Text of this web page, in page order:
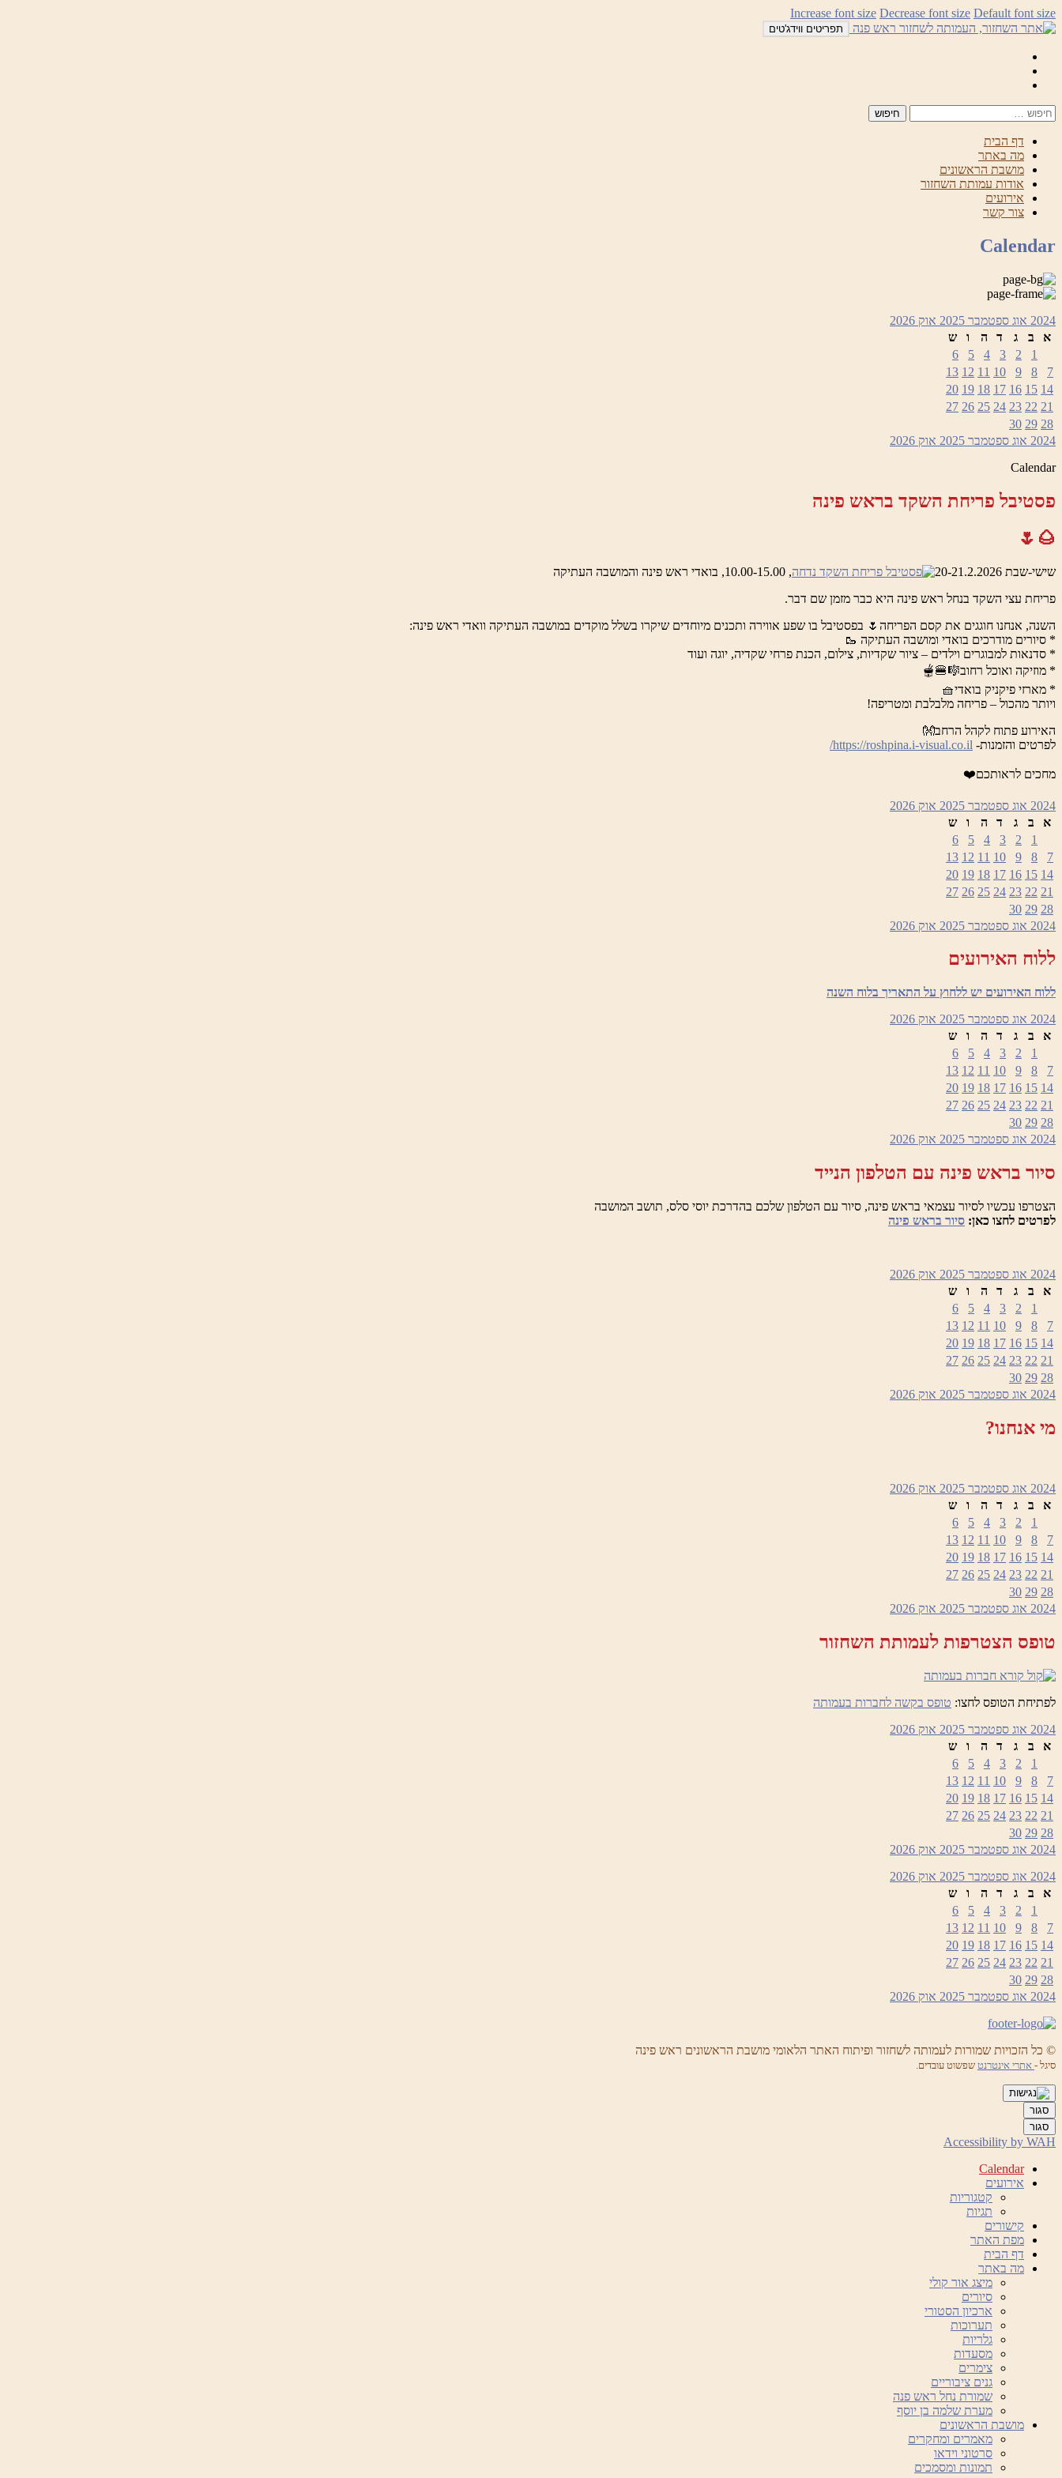
לדלג
לתוכן
Increase font size Decrease font size Default font size
תפריטים ווידג'טים
דף הבית
מה באתר
מושבת הראשונים
אודות עמותת השחזור
אירועים
צור קשר
Calendar
2024 אוג ספטמבר 2025 אוק 2026
א
ב ג ד ה ו
ש
1
2
3
4
5
6
7
8
9
10
11
12
13
14
15
16
17
18
19
20
21
22
23
24
25
26
27
28
29
30
2024 אוג ספטמבר 2025 אוק 2026
Calendar
פסטיבל פריחת השקד בראש פינה
🌰🌷
שישי-שבת 20-21.2.2026
, 10.00-15.00, בואדי ראש פינה והמושבה העתיקה
פריחת עצי השקד בנחל ראש פינה היא כבר מזמן שם דבר.
השנה, אנחנו חוגגים את קסם הפריחה🌷 בפסטיבל בו שפע אווירה ותכנים מיוחדים שיקרו בשלל מוקדים במושבה העתיקה וואדי ראש פינה:
* סיורים מודרכים בואדי ומושבה העתיקה 🥾
* סדנאות למבוגרים וילדים – ציור שקדיות, צילום, הכנת פרחי שקדיה, יוגה ועוד
* מוזיקה ואוכל רחוב🎼🍔🫕
* מארזי פיקניק בואדי🧺
ויותר מהכול – פריחה מלבלבת ומטריפה!
האירוע פתוח לקהל הרחב👐
לפרטים והזמנות- https://roshpina.i-visual.co.il/
מחכים לראותכם❤️
2024 אוג ספטמבר 2025 אוק 2026
א
ב ג ד ה ו
ש
1
2
3
4
5
6
7
8
9
10
11
12
13
14
15
16
17
18
19
20
21
22
23
24
25
26
27
28
29
30
2024 אוג ספטמבר 2025 אוק 2026
ללוח האירועים
ללוח האירועים יש ללחוץ על התאריך בלוח השנה
2024 אוג ספטמבר 2025 אוק 2026
א
ב ג ד ה ו
ש
1
2
3
4
5
6
7
8
9
10
11
12
13
14
15
16
17
18
19
20
21
22
23
24
25
26
27
28
29
30
2024 אוג ספטמבר 2025 אוק 2026
סיור בראש פינה עם הטלפון הנייד
הצטרפו עכשיו לסיור עצמאי בראש פינה, סיור עם הטלפון שלכם בהדרכת יוסי סלס, תושב המושבה
לפרטים לחצו כאן: סיור בראש פינה
2024 אוג ספטמבר 2025 אוק 2026
א
ב ג ד ה ו
ש
1
2
3
4
5
6
7
8
9
10
11
12
13
14
15
16
17
18
19
20
21
22
23
24
25
26
27
28
29
30
2024 אוג ספטמבר 2025 אוק 2026
מי אנחנו?
2024 אוג ספטמבר 2025 אוק 2026
א
ב ג ד ה ו
ש
1
2
3
4
5
6
7
8
9
10
11
12
13
14
15
16
17
18
19
20
21
22
23
24
25
26
27
28
29
30
2024 אוג ספטמבר 2025 אוק 2026
טופס הצטרפות לעמותת השחזור
לפתיחת הטופס לחצו: טופס בקשה לחברות בעמותה
2024 אוג ספטמבר 2025 אוק 2026
א
ב ג ד ה ו
ש
1
2
3
4
5
6
7
8
9
10
11
12
13
14
15
16
17
18
19
20
21
22
23
24
25
26
27
28
29
30
2024 אוג ספטמבר 2025 אוק 2026
2024 אוג ספטמבר 2025 אוק 2026
א
ב ג ד ה ו
ש
1
2
3
4
5
6
7
8
9
10
11
12
13
14
15
16
17
18
19
20
21
22
23
24
25
26
27
28
29
30
2024 אוג ספטמבר 2025 אוק 2026
© כל הזכויות שמורות לעמותה לשחזור ופיתוח האתר הלאומי מושבת הראשונים ראש פינה
סיגל - אתרי אינטרנט שפשוט עובדים.
סגור
סגור
Accessibility by WAH
Calendar
אירועים
קטגוריות
תגיות
קישורים
מפת האתר
דף הבית
מה באתר
מיצג אור קולי
סיורים
ארכיון הסטורי
תערוכות
גלריות
מסעדות
צימרים
גנים ציבוריים
שמורת נחל ראש פנה
מערת שלמה בן יוסף
מושבת הראשונים
מאמרים ומחקרים
סרטוני וידאו
תמונות ומסמכים